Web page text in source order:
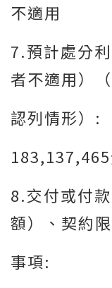
不適用
7.預計處分
者不適用）
認列情形）:
8.交付或付
額）、契約
事項: